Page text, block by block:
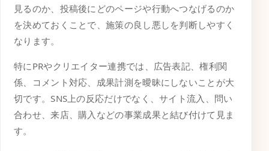
見るのか、投稿後にどのページや行動へつなげるのか
を決めておくことで、施策の良し悪しを判断しやすく
なります。
特にPRやクリエイター連携では、広告表記、権利関
係、コメント対応、成果計測を曖昧にしないことが大
切です。SNS上の反応だけでなく、サイト流入、問い
合わせ、来店、購入などの事業成果と結び付けて見ま
す。